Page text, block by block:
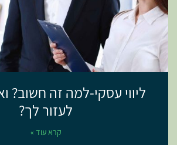
ליווי עסקי-למה זה חשוב?
לעזור לך?
קרא עוד »